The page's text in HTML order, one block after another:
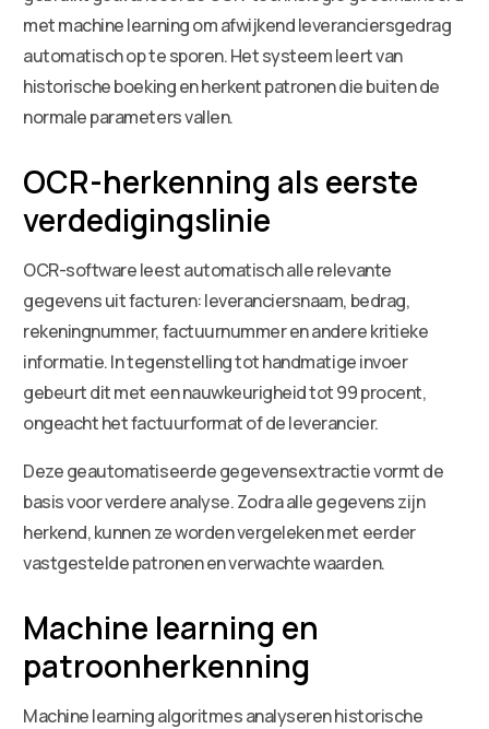
met machine learning om afwijkend leveranciersgedrag
automatisch op te sporen. Het systeem leert van
historische boeking en herkent patronen die buiten de
normale parameters vallen.
OCR-herkenning als eerste
verdedigingslinie
OCR-software leest automatisch alle relevante
gegevens uit facturen: leveranciersnaam, bedrag,
rekeningnummer, factuurnummer en andere kritieke
informatie. In tegenstelling tot handmatige invoer
gebeurt dit met een nauwkeurigheid tot 99 procent,
ongeacht het factuurformat of de leverancier.
Deze geautomatiseerde gegevensextractie vormt de
basis voor verdere analyse. Zodra alle gegevens zijn
herkend, kunnen ze worden vergeleken met eerder
vastgestelde patronen en verwachte waarden.
Machine learning en
patroonherkenning
Machine learning algoritmes analyseren historische